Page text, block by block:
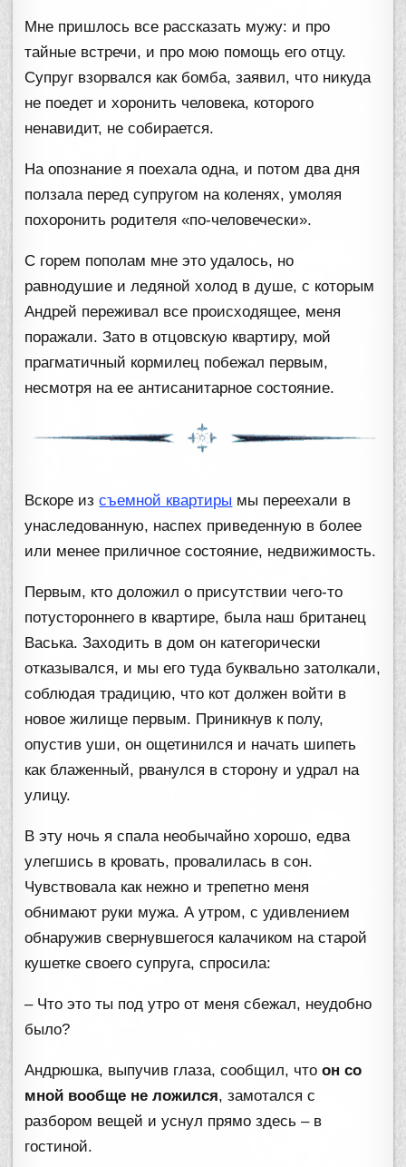
Мне пришлось все рассказать мужу: и про
тайные встречи, и про мою помощь его отцу.
Супруг взорвался как бомба, заявил, что никуда
не поедет и хоронить человека, которого
ненавидит, не собирается.
На опознание я поехала одна, и потом два дня
ползала перед супругом на коленях, умоляя
похоронить родителя «по-человечески».
С горем пополам мне это удалось, но
равнодушие и ледяной холод в душе, с которым
Андрей переживал все происходящее, меня
поражали. Зато в отцовскую квартиру, мой
прагматичный кормилец побежал первым,
несмотря на ее антисанитарное состояние.
Вскоре изсъемной квартиры мы переехали в
унаследованную, наспех приведенную в более
или менее приличное состояние, недвижимость.
Первым, кто доложил о присутствии чего-то
потустороннего в квартире, была наш британец
Васька. Заходить в дом он категорически
отказывался, и мы его туда буквально затолкали,
соблюдая традицию, что кот должен войти в
новое жилище первым. Приникнув к полу,
опустив уши, он ощетинился и начать шипеть
как блаженный, рванулся в сторону и удрал на
улицу.
В эту ночь я спала необычайно хорошо, едва
улегшись в кровать, провалилась в сон.
Чувствовала как нежно и трепетно меня
обнимают руки мужа. А утром, с удивлением
обнаружив свернувшегося калачиком на старой
кушетке своего супруга, спросила:
– Что это ты под утро от меня сбежал, неудобно
было?
Андрюшка, выпучив глаза, сообщил, чтоон со
мной вообще не ложился, замотался с
разбором вещей и уснул прямо здесь – в
гостиной.